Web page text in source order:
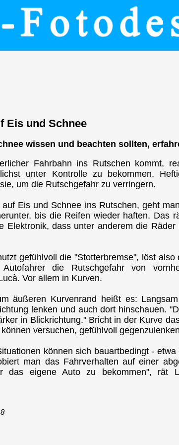
Eis und Schnee
wissen und beachten sollten,
Fahrbahn ins Rutschen kommt,
unter Kontrolle zu bekommen.
um die Rutschgefahr zu verringern.
Eis und Schnee ins Rutschen, geht
bis die Reifen wieder haften. Das
Elektronik, dass unter anderem die
gefühlvoll die "Stotterbremse", löst
die Rutschgefahr von
Vor allem in Kurven.
äußeren Kurvenrand heißt es:
lenken und auch dort hinschauen.
in Blickrichtung." Bricht in der Kurve
versuchen, gefühlvoll
können sich bauartbedingt -
man das Fahrverhalten auf einer
das eigene Auto zu bekommen", rät